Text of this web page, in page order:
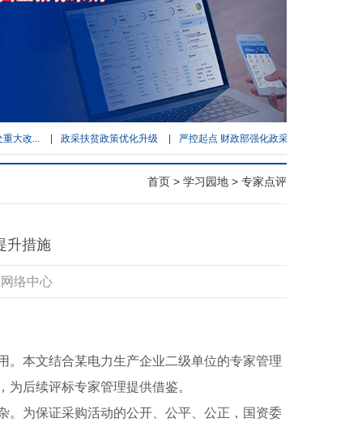
| 政采扶贫政策优化升级 | 严控起点 财政部强化政采需求管理
首页 > 学习园地 > 专家点评
升措施
络中心
。本文结合某电力生产企业二级单位的专家管理
后续评标专家管理提供借鉴。
。为保证采购活动的公开、公平、公正，国资委